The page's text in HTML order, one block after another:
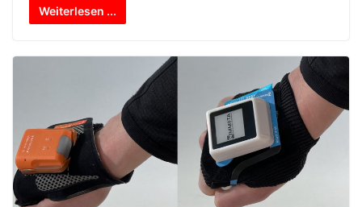
Weiterlesen ...